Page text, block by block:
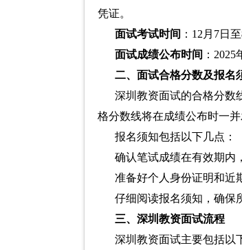
凭证。
面试考试时间 ：12月7日
面试成绩公布时间 ：
二、面试合格分数及报名
深圳教资面试的合格分数
格分数线将在成绩公布时一并
报名须知包括以下几点：
确认笔试成绩在有效期内
准备好个人身份证明和近
仔细阅读报名须知，确保
三、深圳教资面试流程
深圳教资面试主要包括以